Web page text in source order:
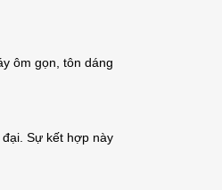
ôm gọn, tôn dáng
Sự kết hợp này